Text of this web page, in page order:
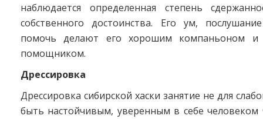
наблюдается определенная степень
собственного достоинства. Его ум,
помочь делают его хорошим компаньоном и
помощником.
Дрессировка
Дрессировка сибирской хаски занятие не для
быть настойчивым, уверенным в себе человеком